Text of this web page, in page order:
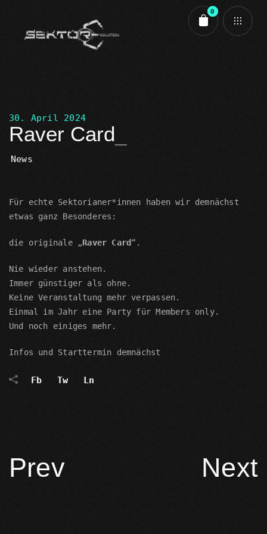
0
30. April 2024
Raver Card
News
Für echte Sektorianer*innen haben wir demnächst
etwas ganz Besonderes:
die originale „Raver Card“.
Nie wieder anstehen.
Immer günstiger als ohne.
Keine Veranstaltung mehr verpassen.
Einmal im Jahr eine Party für Members only.
Und noch einiges mehr.
Infos und Starttermin demnächst
Fb Tw Ln
Prev Next